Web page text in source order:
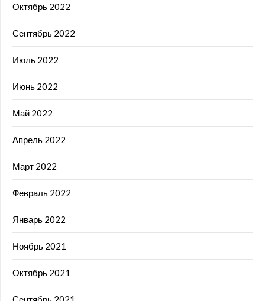
Октябрь 2022
Сентябрь 2022
Июль 2022
Июнь 2022
Май 2022
Апрель 2022
Март 2022
Февраль 2022
Январь 2022
Ноябрь 2021
Октябрь 2021